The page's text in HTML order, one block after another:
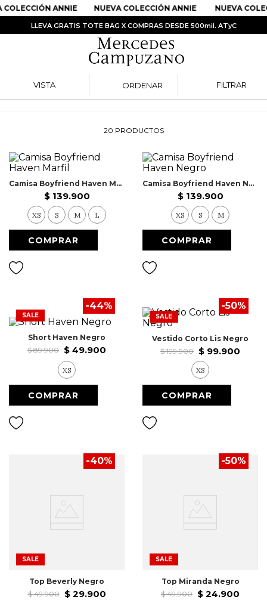
ANNIE NUEVA COLECCIÓN ANNIE NUEVA
LLEVA GRATIS TOTE BAG X COMPRAS DESDE 500mil. ATyC
VISTA ORDENAR FILTRAR
20 PRODUCTOS
Camisa Boyfriend Haven Marfil
$ 139.900
XS S M L
Camisa Boyfriend Haven Negro
$ 139.900
XS S M
-44%
SALE
Short Haven Negro
$ 89.900 $ 49.900
XS
-50%
SALE
Vestido Corto Lis Negro
$ 199.900 $ 99.900
XS
-40%
SALE
Top Beverly Negro
$ 49.900 $ 29.900
-50%
SALE
Top Miranda Negro
$ 49.900 $ 24.900
PRODUCTOS MÁS BUSCADOS
3.
Kimonos
4.
Vestido
Falda
Bolso
Faldas
8.